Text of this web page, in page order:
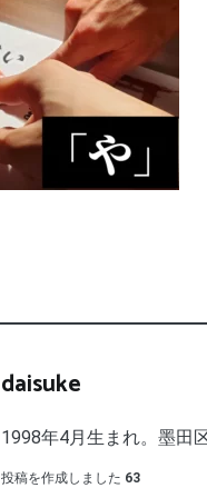
daisuke
1998年4月生まれ。墨田
投稿を作成しました 63